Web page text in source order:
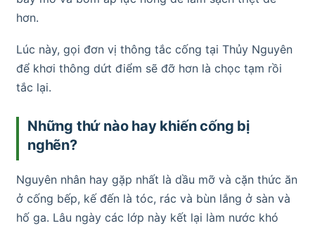
hơn.
Lúc này, gọi đơn vị thông tắc cống tại Thủy Nguyên
để khơi thông dứt điểm sẽ đỡ hơn là chọc tạm rồi
tắc lại.
Những thứ nào hay khiến cống bị
nghẽn?
Nguyên nhân hay gặp nhất là dầu mỡ và cặn thức ăn
ở cống bếp, kế đến là tóc, rác và bùn lắng ở sàn và
hố ga. Lâu ngày các lớp này kết lại làm nước khó